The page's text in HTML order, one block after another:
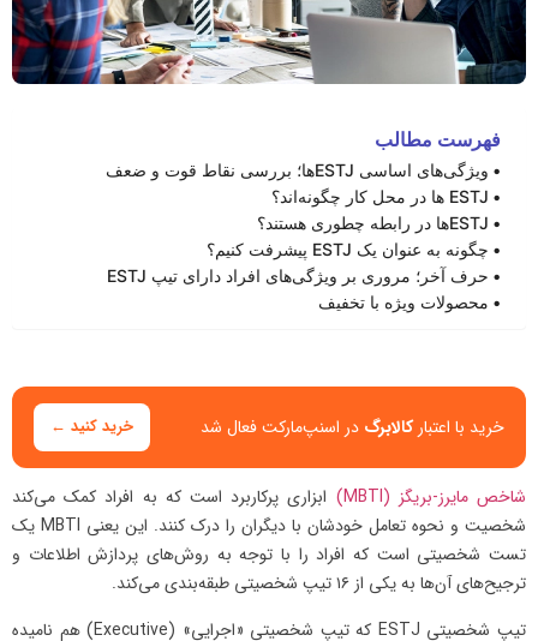
فهرست مطالب
ویژگی‌های اساسی ESTJها؛ بررسی نقاط قوت و ضعف
ESTJ ها در محل کار چگونه‌اند؟
ESTJها در رابطه چطوری هستند؟
چگونه به عنوان یک ESTJ پیشرفت کنیم؟
حرف آخر؛ مروری بر ویژگی‌های افراد دارای تیپ ESTJ
محصولات ویژه با تخفیف
خرید با اعتبارکالابرگ در اسنپ‌مارکت فعال شد خرید کنید ←
شاخص مایرز-بریگز (MBTI)
ابزاری پرکاربرد است که به افراد کمک می‌کند
شخصیت و نحوه تعامل خودشان با دیگران را درک کنند. این یعنی MBTI یک
تست شخصیتی است که افراد را با توجه به روش‌های پردازش اطلاعات و
ترجیح‌های آن‌ها به یکی از ۱۶ تیپ شخصیتی طبقه‌بندی می‌کند.
تیپ شخصیتی ESTJ که تیپ شخصیتی «اجرایی» (Executive) هم نامیده